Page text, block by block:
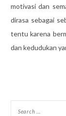
motivasi dan
dirasa sebagai
tentu karena
dan kedudukan